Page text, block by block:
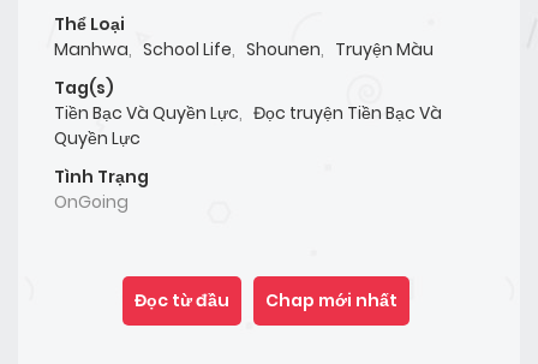
Thể Loại
Manhwa, School Life, Shounen, Truyện Màu
Tag(s)
Tiền Bạc Và Quyền Lực, Đọc truyện Tiền Bạc Và
Quyền Lực
Tình Trạng
OnGoing
Đọc từ đầu Chap mới nhất